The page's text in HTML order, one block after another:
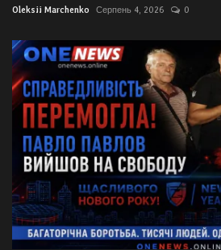
Oleksii Marchenko Серпень 4, 2026 0